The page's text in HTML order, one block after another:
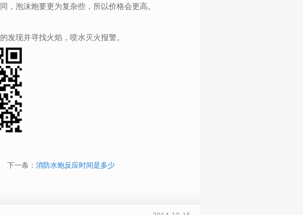
泡沫炮要更为复杂些，所以价格会更高。
发现并寻找火焰，喷水灭火报警。
下一条： 消防水炮反应时间是多少